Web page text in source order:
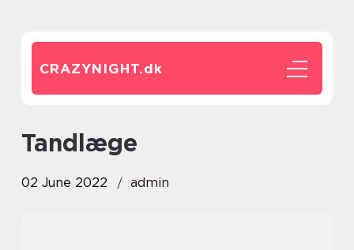
CRAZYNIGHT.dk
tandlæge
02 June 2022 admin